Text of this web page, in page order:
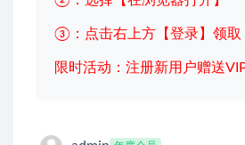
③：点击右上方【登录
限时活动：注册新用户赠送